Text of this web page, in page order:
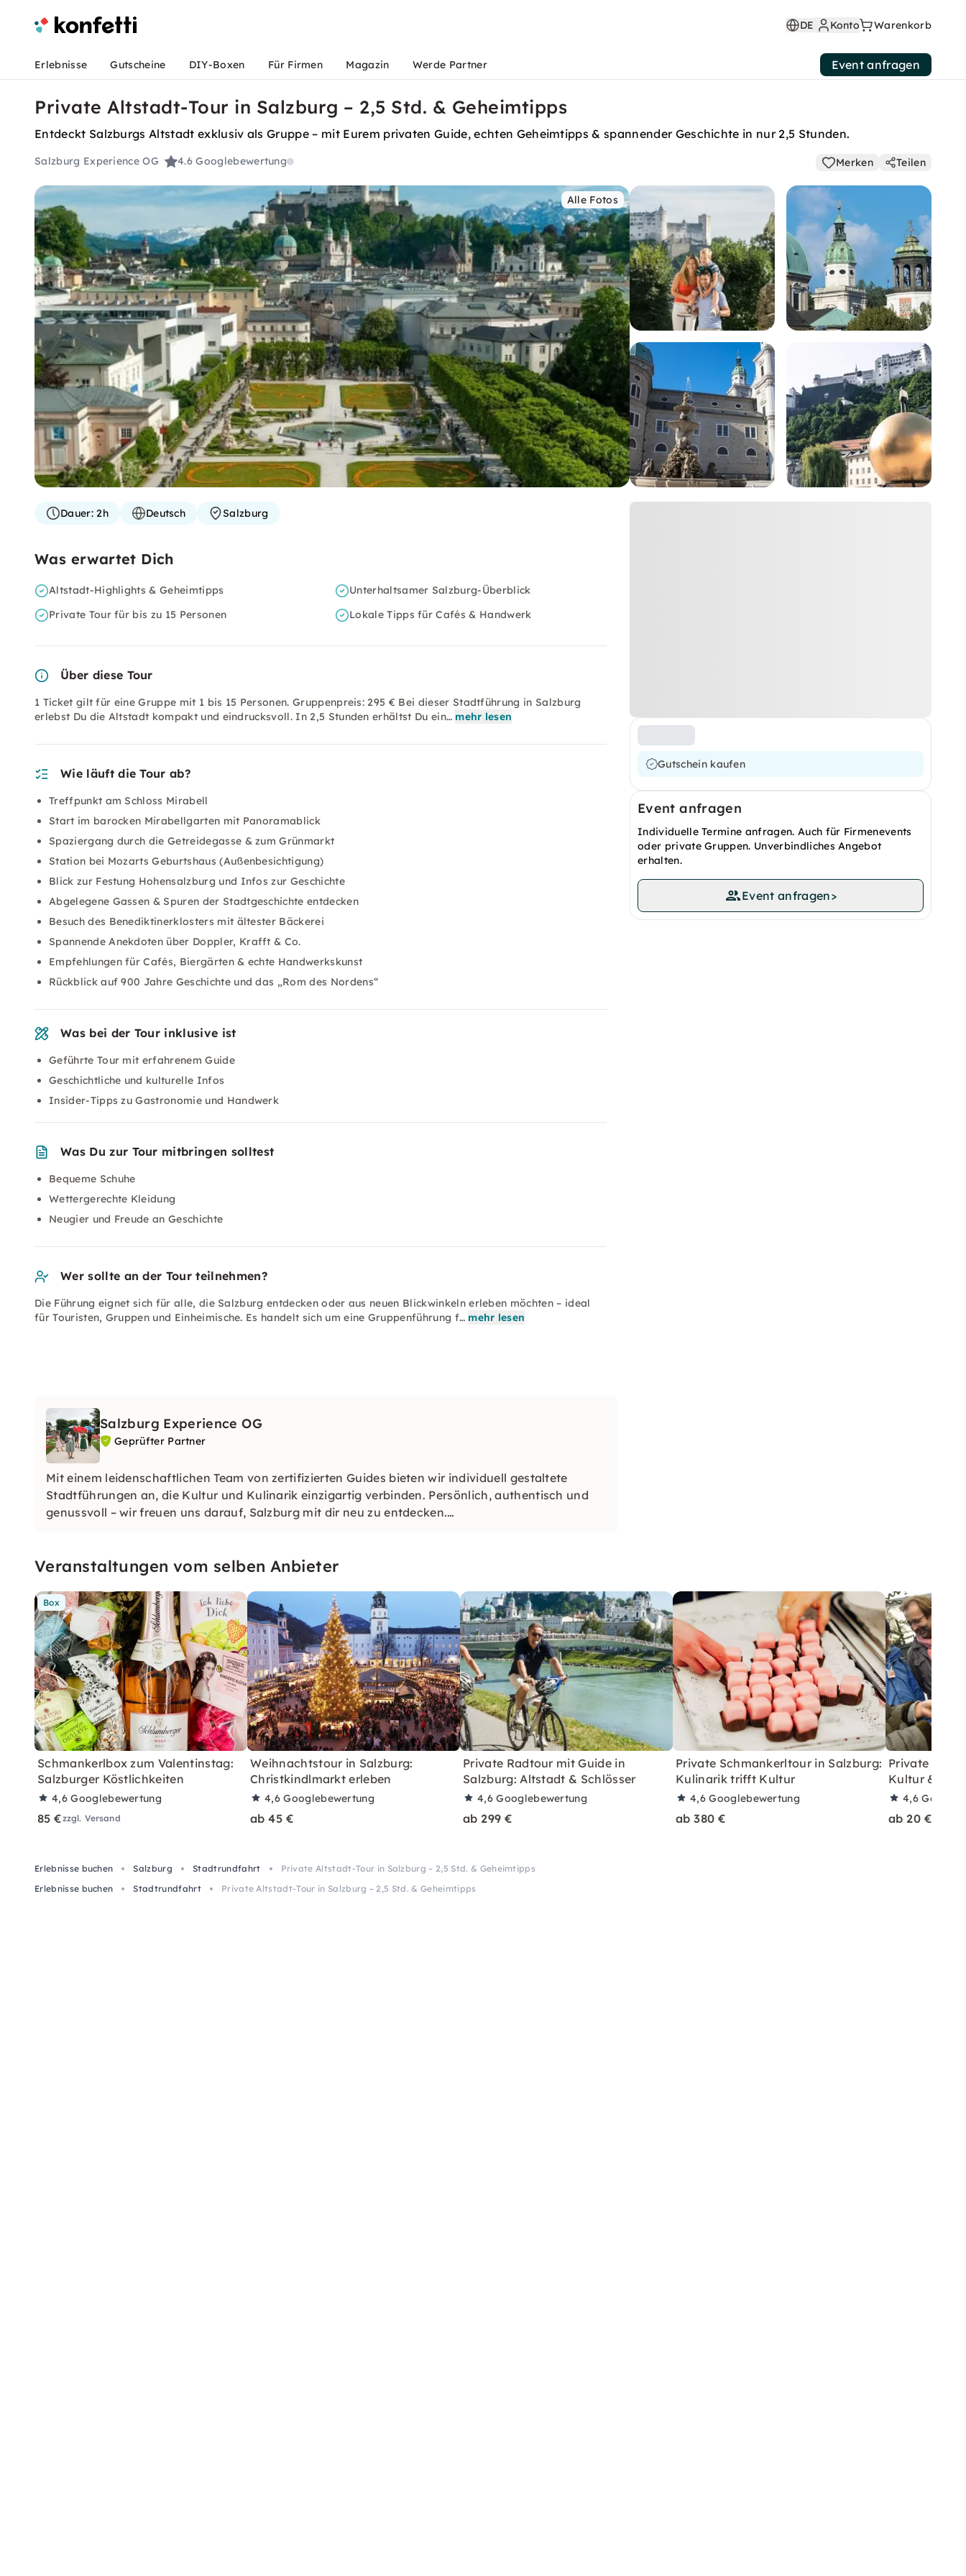
DE Konto Warenkorb
Erlebnisse Gutscheine DIY-Boxen Für Firmen Magazin Werde Partner Event anfragen
Private Altstadt-Tour in Salzburg – 2,5 Std. & Geheimtipps
Entdeckt Salzburgs Altstadt exklusiv als Gruppe – mit Eurem privaten Guide, echten Geheimtipps & spannender Geschichte in nur 2,5 Stunden.
Salzburg Experience OG 4.6Googlebewertung Merken Teilen
Alle Fotos
Gutschein kaufen
Event anfragen
Individuelle Termine anfragen. Auch für Firmenevents
oder private Gruppen. Unverbindliches Angebot
erhalten.
Event anfragen>
Dauer:2h Deutsch Salzburg
Was erwartet Dich
Altstadt-Highlights & Geheimtipps
Unterhaltsamer Salzburg-Überblick
Private Tour für bis zu 15 Personen
Lokale Tipps für Cafés & Handwerk
Über diese Tour
1 Ticket gilt für eine Gruppe mit 1 bis 15 Personen. Gruppenpreis: 295 € Bei dieser Stadtführung in Salzburg
erlebst Du die Altstadt kompakt und eindrucksvoll. In 2,5 Stunden erhältst Du ein… mehr lesen
Wie läuft die Tour ab?
Treffpunkt am Schloss Mirabell
Start im barocken Mirabellgarten mit Panoramablick
Spaziergang durch die Getreidegasse & zum Grünmarkt
Station bei Mozarts Geburtshaus (Außenbesichtigung)
Blick zur Festung Hohensalzburg und Infos zur Geschichte
Abgelegene Gassen & Spuren der Stadtgeschichte entdecken
Besuch des Benediktinerklosters mit ältester Bäckerei
Spannende Anekdoten über Doppler, Krafft & Co.
Empfehlungen für Cafés, Biergärten & echte Handwerkskunst
Rückblick auf 900 Jahre Geschichte und das „Rom des Nordens“
Was bei der Tour inklusive ist
Geführte Tour mit erfahrenem Guide
Geschichtliche und kulturelle Infos
Insider-Tipps zu Gastronomie und Handwerk
Was Du zur Tour mitbringen solltest
Bequeme Schuhe
Wettergerechte Kleidung
Neugier und Freude an Geschichte
Wer sollte an der Tour teilnehmen?
Die Führung eignet sich für alle, die Salzburg entdecken oder aus neuen Blickwinkeln erleben möchten – ideal
für Touristen, Gruppen und Einheimische. Es handelt sich um eine Gruppenführung f… mehr lesen
Salzburg Experience OG
Geprüfter Partner
Mit einem leidenschaftlichen Team von zertifizierten Guides bieten wir individuell gestaltete
Stadtführungen an, die Kultur und Kulinarik einzigartig verbinden. Persönlich, authentisch und
genussvoll – wir freuen uns darauf, Salzburg mit dir neu zu entdecken.
Veranstaltungen vom selben Anbieter
Box
Schmankerlbox zum Valentinstag:
Salzburger Köstlichkeiten
4,6Googlebewertung
85 €zzgl. Versand
Weihnachtstour in Salzburg:
Christkindlmarkt erleben
4,6Googlebewertung
ab 45 €
Private Radtour mit Guide in
Salzburg: Altstadt & Schlösser
4,6Googlebewertung
ab 299 €
Private Schmankerltour in Salzburg:
Kulinarik trifft Kultur
4,6Googlebewertung
ab 380 €
Private
Kultur &
4,6
ab 20 €
Erlebnisse buchen Salzburg Stadtrundfahrt
Private Altstadt-Tour in Salzburg – 2,5 Std. & Geheimtipps
Erlebnisse buchen
Stadtrundfahrt Private Altstadt-Tour in Salzburg – 2,5 Std. & Geheimtipps